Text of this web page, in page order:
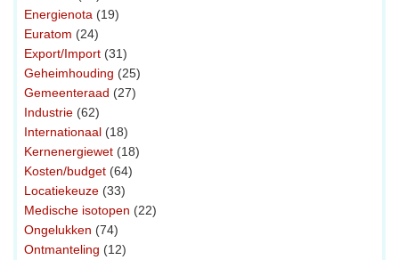
Energienota (19)
Euratom (24)
Export/Import (31)
Geheimhouding (25)
Gemeenteraad (27)
Industrie (62)
Internationaal (18)
Kernenergiewet (18)
Kosten/budget (64)
Locatiekeuze (33)
Medische isotopen (22)
Ongelukken (74)
Ontmanteling (12)